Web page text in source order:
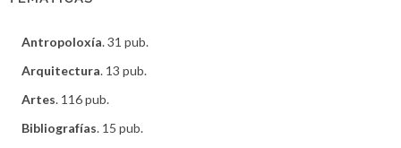
Antropoloxía. 31 pub.
Arquitectura. 13 pub.
Artes. 116 pub.
Bibliografías. 15 pub.